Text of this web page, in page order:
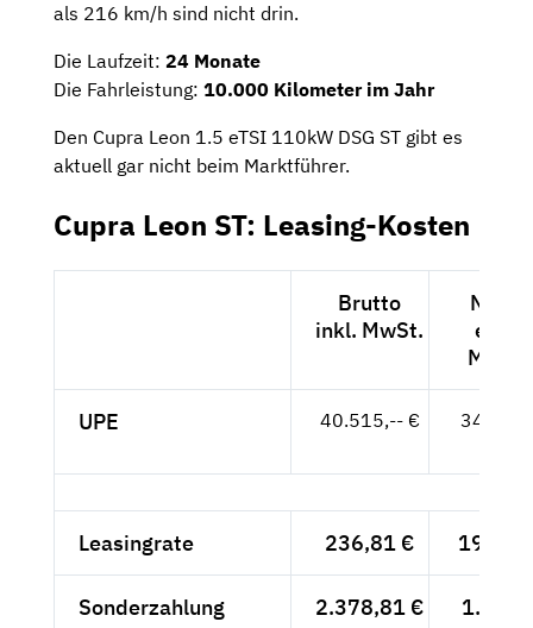
als 216 km/h sind nicht drin.
Die Laufzeit: 24 Monate
Die Fahrleistung: 10.000 Kilometer im Jahr
Den Cupra Leon 1.5 eTSI 110kW DSG ST gibt es
aktuell gar nicht beim Marktführer.
Cupra Leon ST: Leasing-Kosten
Brutto
inkl. MwSt.
Netto
exkl.
MwSt.
UPE 40.515,-- €
Leasingrate 236,81 € 199,--
Sonderzahlung 2.378,81 €
1.999,-